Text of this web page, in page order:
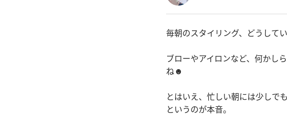
毎朝のスタイリング、どうして
ブローやアイロンなど、何かし
ね☻
とはいえ、忙しい朝には少しで
というのが本音。